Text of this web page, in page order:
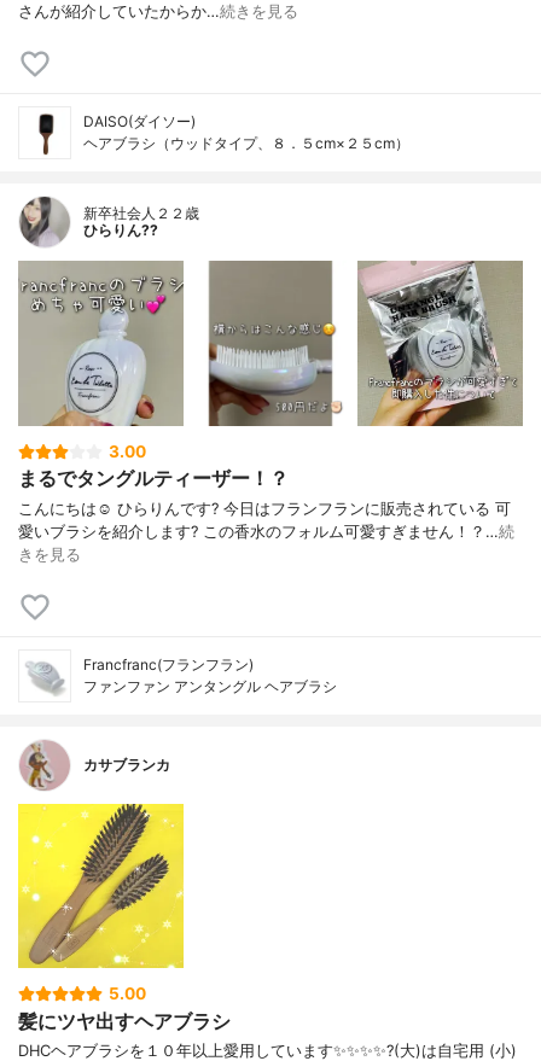
さんが紹介していたからか…続きを見る
DAISO(ダイソー)
ヘアブラシ（ウッドタイプ、８．５cm×２５cm）
新卒社会人２２歳
ひらりん??
3.00
まるでタングルティーザー！？
こんにちは☺️ ひらりんです? 今日はフランフランに販売されている 可
愛いブラシを紹介します? この香水のフォルム可愛すぎません！？…続
きを見る
Francfranc(フランフラン)
ファンファン アンタングル ヘアブラシ
カサブランカ
5.00
髪にツヤ出すヘアブラシ
DHCヘアブラシを１０年以上愛用しています✨✨✨✨?️(大)は自宅用 (小)